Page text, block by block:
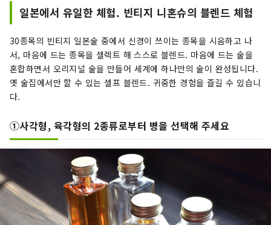
일본에서 유일한 체험. 빈티지 니혼슈의 블렌드 체험
30종목의 빈티지 일본술 중에서 신경이 쓰이는 종목을 시음하고 나
서, 마음에 드는 종목을 셀렉트 해 스스로 블렌드. 마음에 드는 술을
혼합하면서 오리지널 술을 만들어 세계에 하나만의 술이 완성됩니다.
옛 술집에서만 할 수 있는 셀프 블렌드. 귀중한 경험을 즐길 수 있습니
다.
①사각형, 육각형의 2종류로부터 병을 선택해 주세요